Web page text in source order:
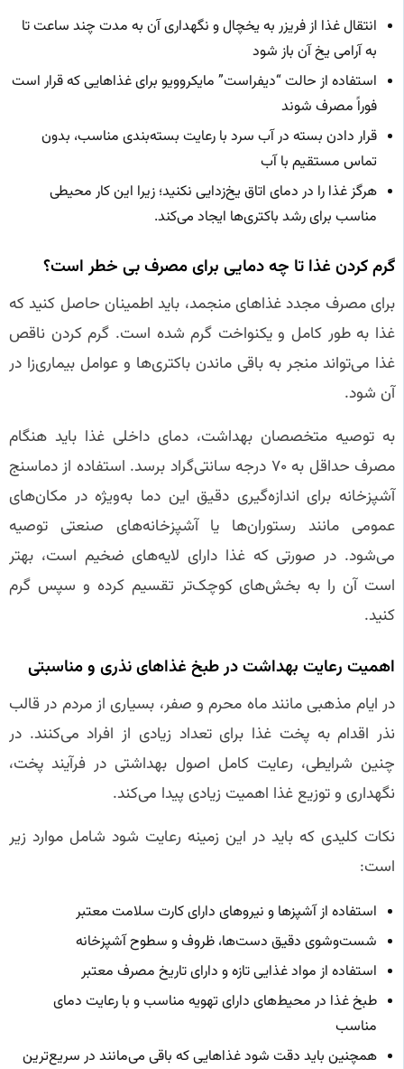
انتقال غذا از فریزر به یخچال و نگهداری آن به مدت چند ساعت تا
به آرامی یخ آن باز شود
استفاده از حالت “دیفراست” مایکروویو برای غذاهایی که قرار است
فوراً مصرف شوند
قرار دادن بسته در آب سرد با رعایت بسته‌بندی مناسب، بدون
تماس مستقیم با آب
هرگز غذا را در دمای اتاق یخ‌زدایی نکنید؛ زیرا این کار محیطی
مناسب برای رشد باکتری‌ها ایجاد می‌کند.
گرم کردن غذا تا چه دمایی برای مصرف بی‌ خطر است؟
برای مصرف مجدد غذاهای منجمد، باید اطمینان حاصل کنید که
غذا به طور کامل و یکنواخت گرم شده است. گرم کردن ناقص
غذا می‌تواند منجر به باقی ماندن باکتری‌ها و عوامل بیماری‌زا در
آن شود.
به توصیه متخصصان بهداشت، دمای داخلی غذا باید هنگام
مصرف حداقل به ۷۰ درجه سانتی‌گراد برسد. استفاده از دماسنج
آشپزخانه برای اندازه‌گیری دقیق این دما به‌ویژه در مکان‌های
عمومی مانند رستوران‌ها یا آشپزخانه‌های صنعتی توصیه
می‌شود. در صورتی که غذا دارای لایه‌های ضخیم است، بهتر
است آن را به بخش‌های کوچک‌تر تقسیم کرده و سپس گرم
کنید.
اهمیت رعایت بهداشت در طبخ غذاهای نذری و مناسبتی
در ایام مذهبی مانند ماه محرم و صفر، بسیاری از مردم در قالب
نذر اقدام به پخت غذا برای تعداد زیادی از افراد می‌کنند. در
چنین شرایطی، رعایت کامل اصول بهداشتی در فرآیند پخت،
نگهداری و توزیع غذا اهمیت زیادی پیدا می‌کند.
نکات کلیدی که باید در این زمینه رعایت شود شامل موارد زیر
است:
استفاده از آشپزها و نیروهای دارای کارت سلامت معتبر
شست‌وشوی دقیق دست‌ها، ظروف و سطوح آشپزخانه
استفاده از مواد غذایی تازه و دارای تاریخ مصرف معتبر
طبخ غذا در محیط‌های دارای تهویه مناسب و با رعایت دمای
مناسب
همچنین باید دقت شود غذاهایی که باقی می‌مانند در سریع‌ترین